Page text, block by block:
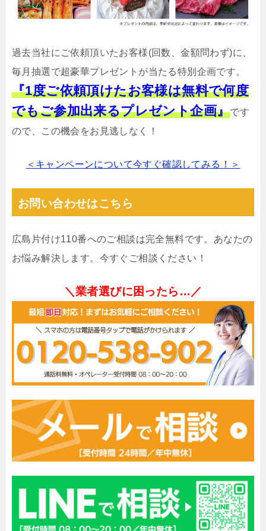
過去当社にご依頼頂いたお客様(回数、金額問わず)に、
毎月抽選で超豪華プレゼントが当たる特別企画です。
『1度ご依頼頂けたお客様は無料で何度
でもご参加出来るプレゼント企画』です
ので、この機会をお見逃しなく！
＜キャンペーンについて今すぐ確認してみる！＞
お問い合わせはこちら
広島片付け110番へのご相談は完全無料です。あなたの
お悩み解決します。今すぐご相談ください！
＼業者選びに困ったら…／